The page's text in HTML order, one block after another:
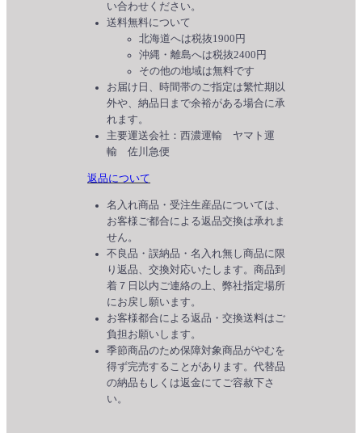
い合わせください。
送料無料について
北海道へは税抜1900円
沖縄・離島へは税抜2400円
その他の地域は無料です
お届け日、時間帯のご指定は繁忙期以
外や、納品日まで余裕がある場合に承
れます。
主要運送会社：西濃運輸 ヤマト運
輸 佐川急便
返品について
名入れ商品・受注生産品については、
お客様ご都合による返品交換は承れま
せん。
不良品・誤納品・名入れ無し商品に限
り返品、交換対応いたします。商品到
着７日以内ご連絡の上、弊社指定場所
にお戻し願います。
お客様都合による返品・交換送料はご
負担お願いします。
季節商品のため保障対象商品がやむを
得ず完売することがあります。代替品
の納品もしくは返金にてご容赦下さ
い。